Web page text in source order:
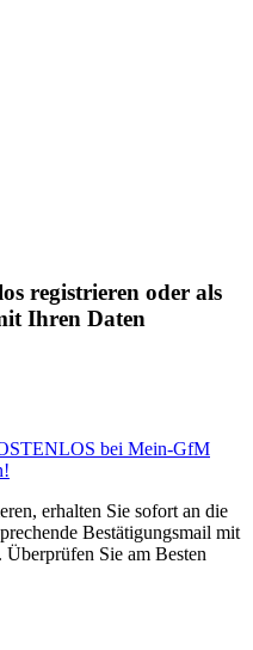
registrieren oder als
Ihren Daten
bei Mein-GfM
erhalten Sie sofort an die
Bestätigungsmail mit
Sie am Besten